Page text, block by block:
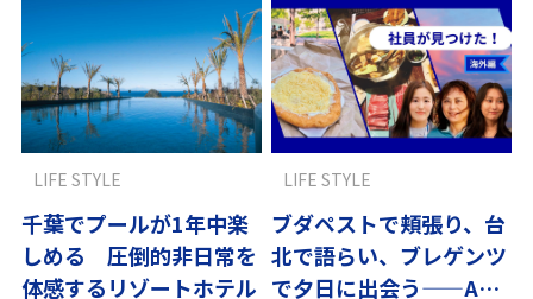
千葉でプールが1年中楽
しめる 圧倒的非日常を
体感するリゾートホテル
LIFE STYLE
ブダペストで頬張り、台
北で語らい、ブレゲンツ
で夕日に出会う——ANA
LIFE STYLE